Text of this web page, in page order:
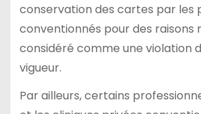
conservation des cartes par les
conventionnés pour des raisons
considéré comme une violation
vigueur.
Par ailleurs, certains